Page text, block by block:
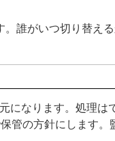
誰がいつ切り替え
になります。処理は
管の方針にします。